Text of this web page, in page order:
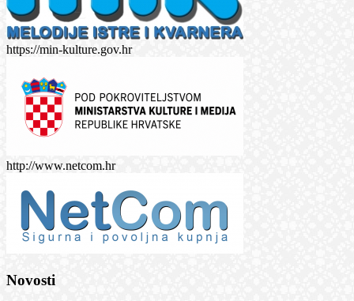
https://min-kulture.gov.hr
http://www.netcom.hr
Novosti